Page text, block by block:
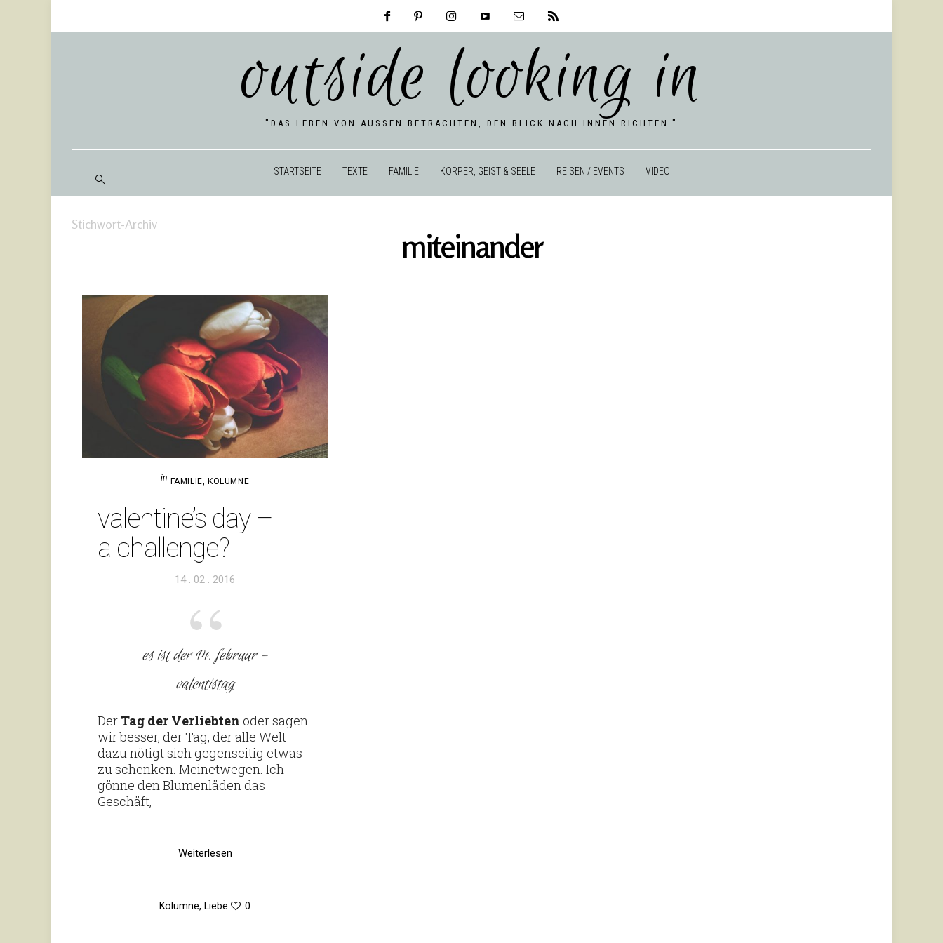
outside looking in
"DAS LEBEN VON AUSSEN BETRACHTEN, DEN BLICK NACH INNEN RICHTEN."
START­SEITE TEXTE FAMILIE KÖRPER, GEIST & SEELE REISEN / EVENTS VIDEO
Stichwort-Archiv
miteinander
in FAMILIE, KOLUMNE
valentine’s day –
a challenge?
Veröffentlicht
14 . 02 . 2016
es ist der 14. februar –
valentistag
Der Tag der Ver­liebten oder sagen
wir besser, der Tag, der alle Welt
dazu nötigt sich gegen­seitig etwas
zu schenken. Mei­net­wegen. Ich
gönne den Blu­men­läden das
Geschäft,
Weiterlesen
Kolumne, Liebe 0